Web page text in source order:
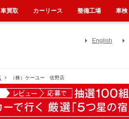
English
（株）ケーユー 佐野店
車買取 カーリース 整備工場 車検